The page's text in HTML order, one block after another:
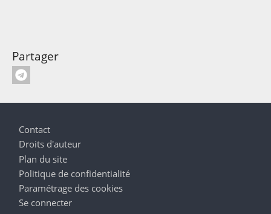
Partager
Pied de page
Contact
Droits d'auteur
Plan du site
Politique de confidentialité
Paramétrage des cookies
Se connecter